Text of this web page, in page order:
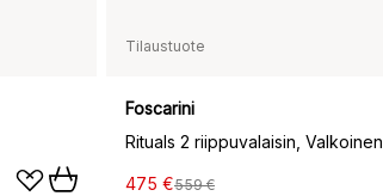
Tilaustuote
Foscarini
Rituals 2 riippuvalaisin, Valkoinen
475 €559 €